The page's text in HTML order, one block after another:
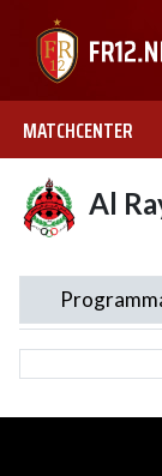
MATCHCENTER
Al